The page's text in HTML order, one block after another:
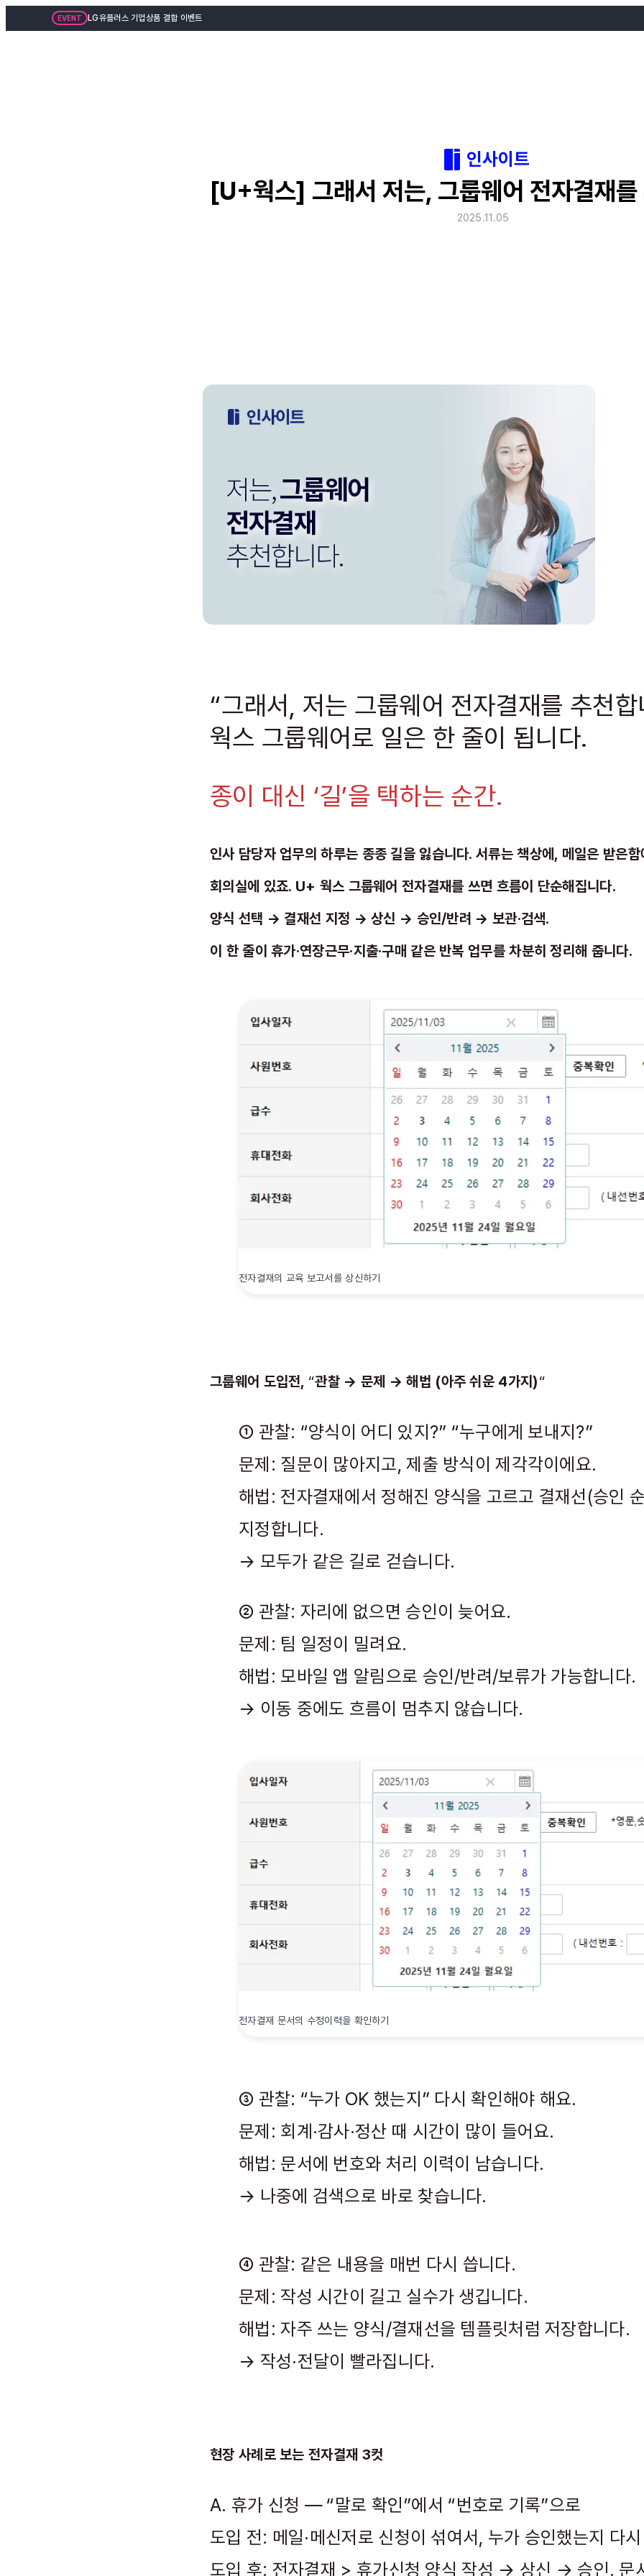
EVENT LG유플러스 기업상품 결합 이벤트
인사이트
[U+웍스] 그래서 저는, 그룹웨어 전자결재를
2025.11.05
“그래서, 저는 그룹웨어 전자결재를 추천
웍스 그룹웨어로 일은 한 줄이 됩니다.
종이 대신 ‘길’을 택하는 순간.
인사 담당자 업무의 하루는 종종 길을 잃습니다. 서류는 책상에, 메일은 받은
회의실에 있죠. U+ 웍스 그룹웨어 전자결재를 쓰면 흐름이 단순해집니다.
양식 선택 → 결재선 지정 → 상신 → 승인/반려 → 보관·검색.
이 한 줄이 휴가·연장근무·지출·구매 같은 반복 업무를 차분히 정리해 줍니다.
전자결재의 교육 보고서를 상신하기
그룹웨어 도입전, “관찰 → 문제 → 해법 (아주 쉬운 4가지)“
① 관찰: “양식이 어디 있지?” “누구에게 보내지?”
문제: 질문이 많아지고, 제출 방식이 제각각이에요.
해법: 전자결재에서 정해진 양식을 고르고 결재선(승인
지정합니다.
→ 모두가 같은 길로 걷습니다.
② 관찰: 자리에 없으면 승인이 늦어요.
문제: 팀 일정이 밀려요.
해법: 모바일 앱 알림으로 승인/반려/보류가 가능합니다.
→ 이동 중에도 흐름이 멈추지 않습니다.
전자결재 문서의 수정이력을 확인하기
③ 관찰: “누가 OK 했는지” 다시 확인해야 해요.
문제: 회계·감사·정산 때 시간이 많이 들어요.
해법: 문서에 번호와 처리 이력이 남습니다.
→ 나중에 검색으로 바로 찾습니다.
④ 관찰: 같은 내용을 매번 다시 씁니다.
문제: 작성 시간이 길고 실수가 생깁니다.
해법: 자주 쓰는 양식/결재선을 템플릿처럼 저장합니다.
→ 작성·전달이 빨라집니다.
현장 사례로 보는 전자결재 3컷
A. 휴가 신청 — “말로 확인”에서 “번호로 기록”으로
도입 전: 메일·메신저로 신청이 섞여서, 누가 승인했는지 다
도입 후: 전자결재 > 휴가신청 양식 작성 → 상신 → 승인. 문